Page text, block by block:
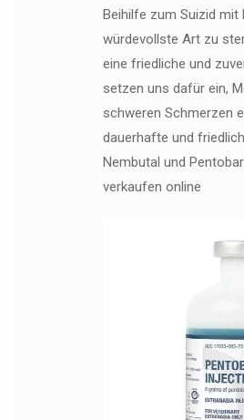
Beihilfe zum Suizid mit
würdevollste Art zu
eine friedliche und
setzen uns dafür ein,
schweren Schmerzen
dauerhafte und
Nembutal und
verkaufen online